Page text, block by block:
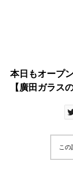
本日もオープ
【廣田ガラス
ンバー」「復
した醤油差し
この